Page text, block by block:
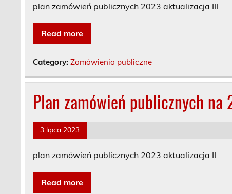
plan zamówień publicznych 2023 aktualizacja III
Read more
Category:Zamówienia publiczne
Plan zamówień publicznych
3 lipca 2023
plan zamówień publicznych 2023 aktualizacja II
Read more